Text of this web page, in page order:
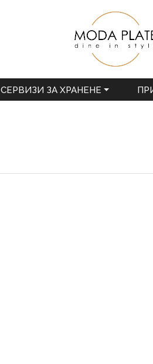
СЕРВИЗИ ЗА ХРАНЕНЕ